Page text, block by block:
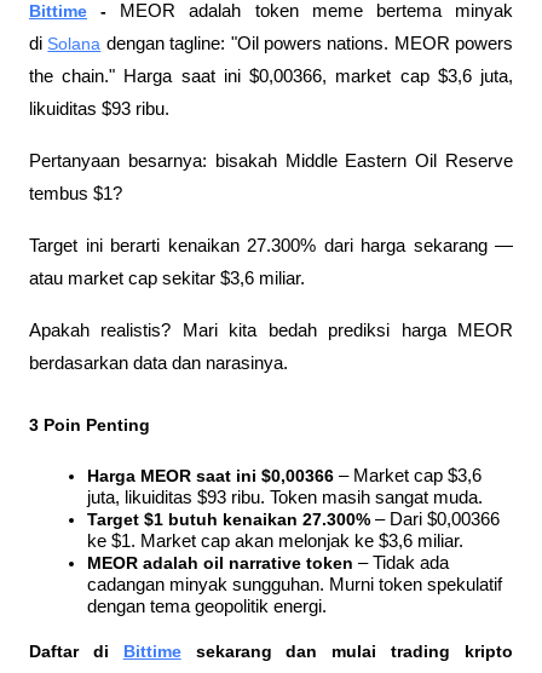
Bittime -
MEOR adalah token meme bertema minyak
di Solana dengan tagline: "Oil powers nations. MEOR powers
the chain." Harga saat ini $0,00366, market cap $3,6 juta,
likuiditas $93 ribu.
Pertanyaan besarnya: bisakah Middle Eastern Oil Reserve
tembus $1?
Target ini berarti kenaikan 27.300% dari harga sekarang —
atau market cap sekitar $3,6 miliar.
Apakah realistis? Mari kita bedah prediksi harga MEOR
berdasarkan data dan narasinya.
3 Poin Penting
Harga MEOR saat ini $0,00366 – Market cap $3,6
juta, likuiditas $93 ribu. Token masih sangat muda.
Target $1 butuh kenaikan 27.300% – Dari $0,00366
ke $1. Market cap akan melonjak ke $3,6 miliar.
MEOR adalah oil narrative token – Tidak ada
cadangan minyak sungguhan. Murni token spekulatif
dengan tema geopolitik energi.
Daftar di Bittime sekarang dan mulai trading kripto